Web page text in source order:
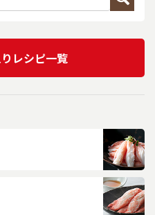
レシピ一覧